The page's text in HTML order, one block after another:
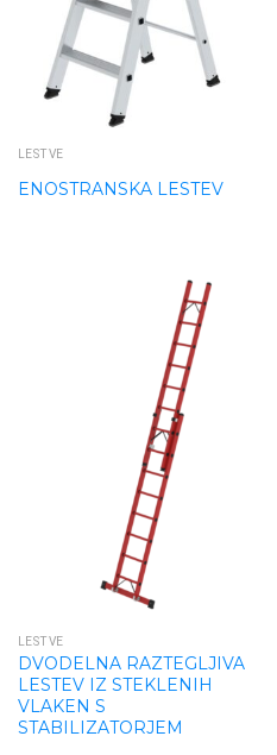
LESTVE
ENOSTRANSKA LESTEV
LESTVE
DVODELNA RAZTEGLJIVA
LESTEV IZ STEKLENIH
VLAKEN S
STABILIZATORJEM